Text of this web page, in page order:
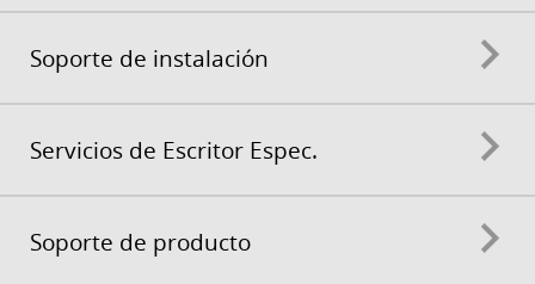
Soporte de instalación
Servicios de Escritor Espec.
Soporte de producto